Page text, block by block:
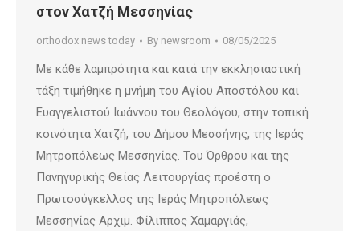
στον Χατζή Μεσσηνίας
orthodox news today By newsroom 08/05/2025
Με κάθε λαμπρότητα και κατά την εκκλησιαστική
τάξη τιμήθηκε η μνήμη του Αγίου Αποστόλου και
Ευαγγελιστού Ιωάννου του Θεολόγου, στην τοπική
κοινότητα Χατζή, του Δήμου Μεσσήνης, της Ιεράς
Μητροπόλεως Μεσσηνίας. Του Όρθρου και της
Πανηγυρικής Θείας Λειτουργίας προέστη ο
Πρωτοσύγκελλος της Ιεράς Μητροπόλεως
Μεσσηνίας Αρχιμ. Φίλιππος Χαμαργιάς,